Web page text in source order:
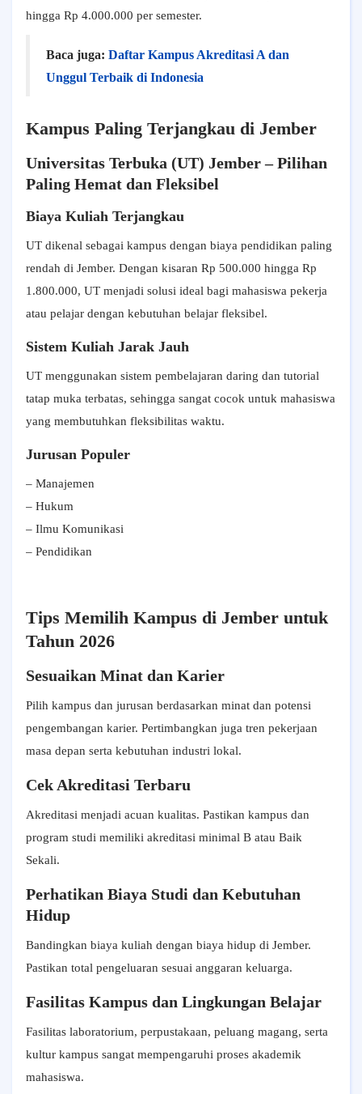
hingga Rp 4.000.000 per semester.
Baca juga: Daftar Kampus Akreditasi A dan
Unggul Terbaik di Indonesia
Kampus Paling Terjangkau di Jember
Universitas Terbuka (UT) Jember – Pilihan
Paling Hemat dan Fleksibel
Biaya Kuliah Terjangkau
UT dikenal sebagai kampus dengan biaya pendidikan paling
rendah di Jember. Dengan kisaran Rp 500.000 hingga Rp
1.800.000, UT menjadi solusi ideal bagi mahasiswa pekerja
atau pelajar dengan kebutuhan belajar fleksibel.
Sistem Kuliah Jarak Jauh
UT menggunakan sistem pembelajaran daring dan tutorial
tatap muka terbatas, sehingga sangat cocok untuk mahasiswa
yang membutuhkan fleksibilitas waktu.
Jurusan Populer
– Manajemen
– Hukum
– Ilmu Komunikasi
– Pendidikan
Tips Memilih Kampus di Jember untuk
Tahun 2026
Sesuaikan Minat dan Karier
Pilih kampus dan jurusan berdasarkan minat dan potensi
pengembangan karier. Pertimbangkan juga tren pekerjaan
masa depan serta kebutuhan industri lokal.
Cek Akreditasi Terbaru
Akreditasi menjadi acuan kualitas. Pastikan kampus dan
program studi memiliki akreditasi minimal B atau Baik
Sekali.
Perhatikan Biaya Studi dan Kebutuhan
Hidup
Bandingkan biaya kuliah dengan biaya hidup di Jember.
Pastikan total pengeluaran sesuai anggaran keluarga.
Fasilitas Kampus dan Lingkungan Belajar
Fasilitas laboratorium, perpustakaan, peluang magang, serta
kultur kampus sangat mempengaruhi proses akademik
mahasiswa.